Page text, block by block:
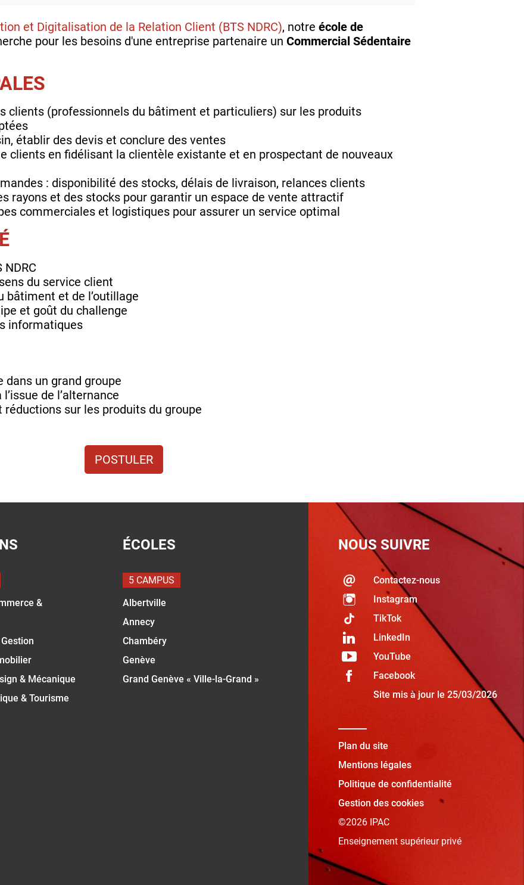
et Digitalisation de la Relation Client (BTS NDRC), notre école de
pour les besoins d'une entreprise partenaire un Commercial Sédentaire
clients (professionnels du bâtiment et particuliers) sur les produits
établir des devis et conclure des ventes
clients en fidélisant la clientèle existante et en prospectant de nouveaux
: disponibilité des stocks, délais de livraison, relances clients
rayons et des stocks pour garantir un espace de vente attractif
commerciales et logistiques pour assurer un service optimal
du service client
bâtiment et de l’outillage
et goût du challenge
informatiques
dans un grand groupe
de l’alternance
sur les produits du groupe
POSTULER
&
& Mécanique
& Tourisme
ÉCOLES
5 CAMPUS
Albertville
Annecy
Chambéry
Genève
Grand Genève « Ville-la-Grand »
NOUS SUIVRE
Contactez-nous
Instagram
TikTok
LinkedIn
YouTube
Facebook
Site mis à jour le 25/03/2026
Plan du site
Mentions légales
Politique de confidentialité
Gestion des cookies
©2026 IPAC
Enseignement supérieur privé